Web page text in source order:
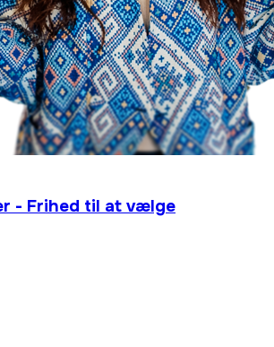
- Frihed til at vælge